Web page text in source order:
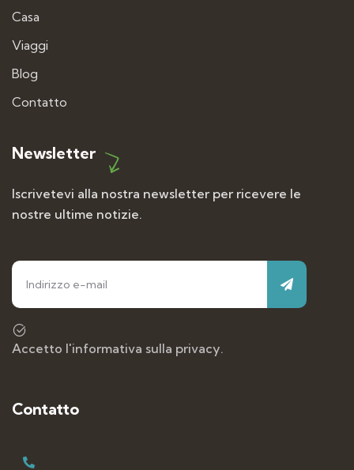
Casa
Viaggi
Blog
Contatto
Newsletter
Iscrivetevi alla nostra newsletter per ricevere le
nostre ultime notizie.
Accetto l'informativa sulla privacy.
Contatto